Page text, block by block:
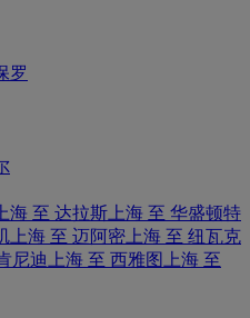
罗
上海 至 达拉斯 上海 至 华盛顿特
上海 至 迈阿密 上海 至 纽瓦克
尼迪 上海 至 西雅图
上海 至